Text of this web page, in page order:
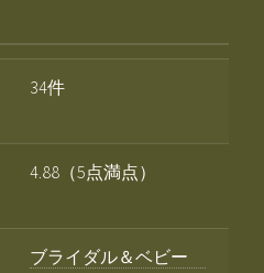
34件
4.88（5点満点）
ブライダル＆ベビー